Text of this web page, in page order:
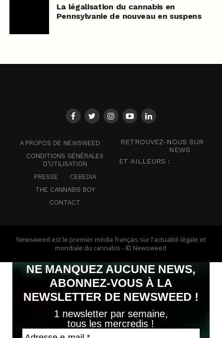
La légalisation du cannabis en
Pennsylvanie de nouveau en suspens
A PROPOS DE NEWSWEED
CONDITIONS GÉNÉRALES
D’UTILISATION
PRESSE
CEBEDIA
THE CANNABIS BOY
CONTACT
RETROUVEZ-NOUS SUR
NEWS
ET AILLEURS :
Newsweed est le premier média français sur l'actualité légale et
mondiale du cannabis - © Newsweed
NE MANQUEZ AUCUNE NEWS,
ABONNEZ-VOUS À LA
NEWSLETTER DE NEWSWEED !
1 newsletter par semaine,
tous les mercredis !